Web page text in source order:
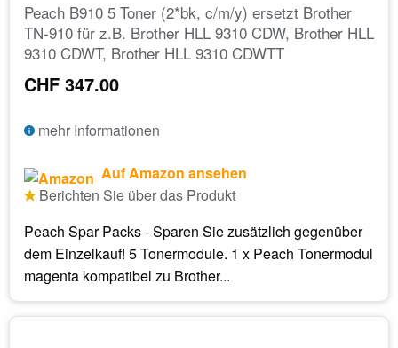
Peach B910 5 Toner (2*bk, c/m/y) ersetzt Brother
TN-910 für z.B. Brother HLL 9310 CDW, Brother HLL
9310 CDWT, Brother HLL 9310 CDWTT
CHF 347.00
mehr Informationen
Auf Amazon ansehen
Berichten Sie über das Produkt
Peach Spar Packs - Sparen Sie zusätzlich gegenüber
dem Einzelkauf! 5 Tonermodule. 1 x Peach Tonermodul
magenta kompatibel zu Brother...